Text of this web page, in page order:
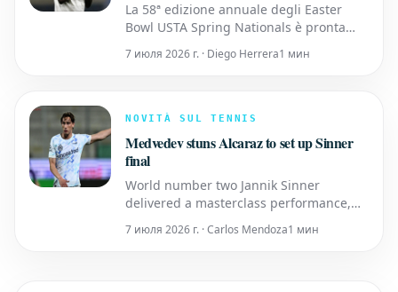
La 58ª edizione annuale degli Easter
Bowl USTA Spring Nationals è pronta
ancora una volta a mettere in luce i
talenti emergenti del tennis americano.
rinomato Indian Wells Tennis Garden,
7 июля 2026 г. · Diego Herrera1 мин
NOVITÀ SUL TENNIS
Medvedev stuns Alcaraz to set up Sinner
final
World number two Jannik Sinner
delivered a masterclass performance,
defeating Alexander Zverev 6-2, 6-4 to
secure his place in his first-ever Indian
7 июля 2026 г. · Carlos Mendoza1 мин